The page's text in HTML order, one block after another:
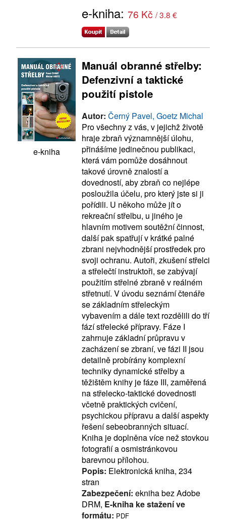
e-kniha: 76 Kč / 3.8 €
e-kniha
Manuál obranné střelby:
Defenzivní a taktické
použití pistole
Autor: Černý Pavel, Goetz Michal
Pro všechny z vás, v jejichž životě
hraje zbraň významnější úlohu,
přinášíme jedinečnou publikaci,
která vám pomůže dosáhnout
takové úrovně znalostí a
dovedností, aby zbraň co nejlépe
posloužila účelu, pro který jste si ji
pořídili. U někoho může jít o
rekreační střelbu, u jiného je
hlavním motivem soutěžní činnost,
další pak spatřují v krátké palné
zbrani nejvhodnější prostředek pro
svoji ochranu. Autoři, zkušení střelci
a střelečtí instruktoři, se zabývají
použitím střelné zbraně v reálném
střetnutí. V úvodu seznámí čtenáře
se základním střeleckým
vybavením a dále text rozdělili do tří
fází střelecké přípravy. Fáze I
zahrnuje základní průpravu v
zacházení se zbraní, ve fázi II jsou
detailně probírány komplexní
techniky dynamické střelby a
těžištěm knihy je fáze III, zaměřená
na střelecko-taktické dovednosti
včetně praktických cvičení,
psychickou přípravu a další aspekty
řešení sebeobranných situací.
Kniha je doplněna více než stovkou
fotografií a osmistránkovou
barevnou přílohou.
Popis: Elektronická kniha, 234
stran
Zabezpečení: ekniha bez Adobe
DRM, E-kniha ke stažení ve
formátu: PDF